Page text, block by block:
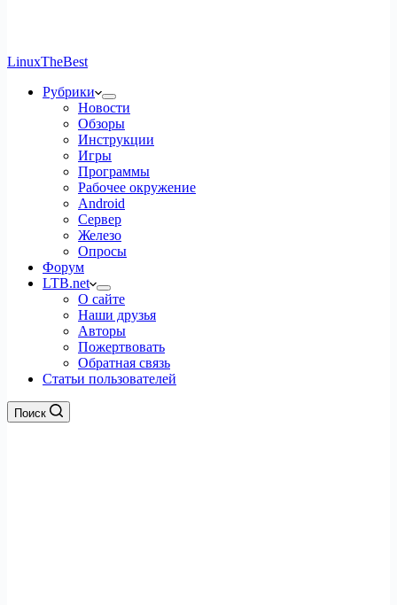
LinuxTheBest
Рубрики
Новости
Обзоры
Инструкции
Игры
Программы
Рабочее окружение
Android
Сервер
Железо
Опросы
Форум
LTB.net
О сайте
Наши друзья
Авторы
Пожертвовать
Обратная связь
Статьи пользователей
Поиск